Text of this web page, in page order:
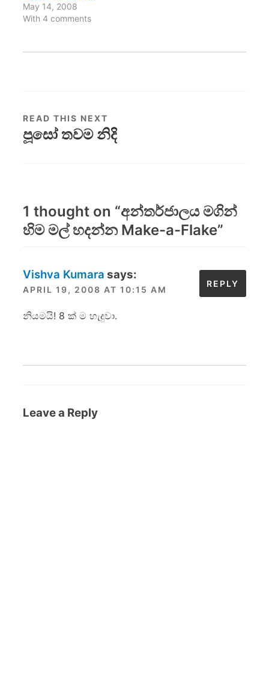
May 14, 2008
With 4 comments
READ THIS NEXT
පූසෝ තවම නිදි
1 thought on “අන්තර්ජාලය මගින්
හිම මල් හදන්න Make-a-Flake”
Vishva Kumara says:
APRIL 19, 2008 AT 10:15 AM
නියමයි! 8 ක් ම හැදුවා.
REPLY
Leave a Reply